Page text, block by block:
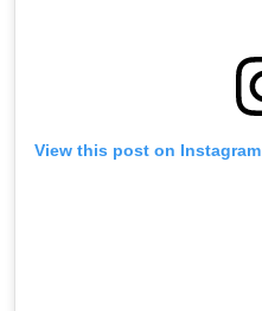
View this post on Instagram